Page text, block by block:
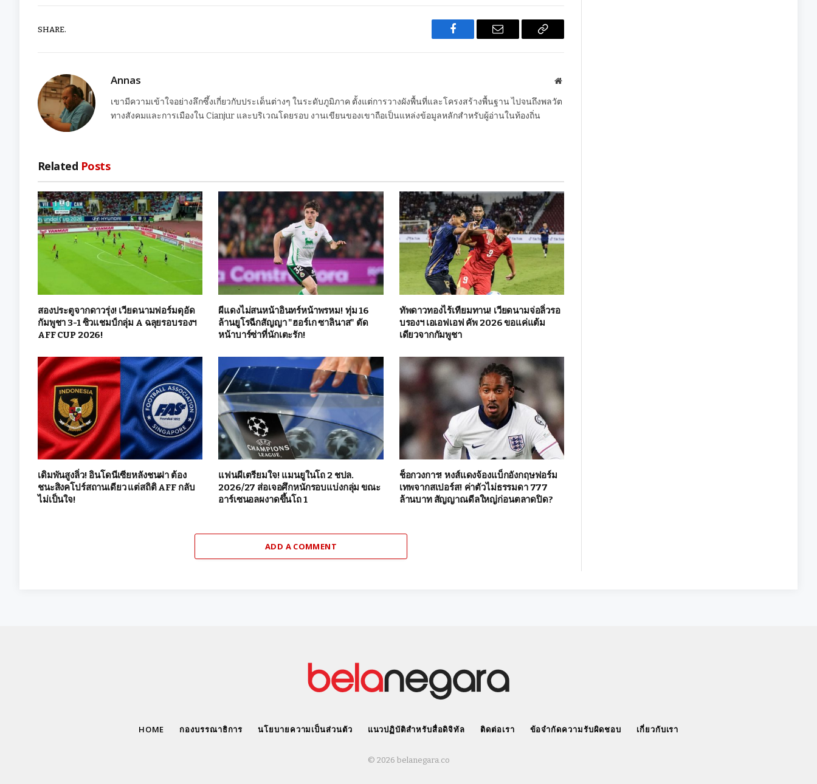
SHARE.
Facebook Email
Copy
Annas Website
เขามีความเข้าใจอย่างลึกซึ้งเกี่ยวกับประเด็นต่างๆ ในระดับภูมิภาค ตั้งแต่การวางผังพื้นที่และโครงสร้างพื้นฐาน ไปจนถึงพลวัต
ทางสังคมและการเมืองใน Cianjur และบริเวณโดยรอบ งานเขียนของเขาถือเป็นแหล่งข้อมูลหลักสำหรับผู้อ่านในท้องถิ่น
Related Posts
สองประตูจากดาวรุ่ง! เวียดนามฟอร์มดุอัด
กัมพูชา 3-1 ซิวแชมป์กลุ่ม A ฉลุยรอบรองฯ
AFF CUP 2026!
ผีแดงไม่สนหน้าอินทร์หน้าพรหม! ทุ่ม 16
ล้านยูโรฉีกสัญญา "ฮอร์เก ซาลินาส" ตัด
หน้าบาร์ซ่าที่นักเตะรัก!
ทัพดาวทองไร้เทียมทาน! เวียดนามจ่อลิ่วรอ
บรองฯ เอเอฟเอฟ คัพ 2026 ขอแค่แต้ม
เดียวจากกัมพูชา
เดิมพันสูงลิ่ว! อินโดนีเซียหลังชนฝา ต้อง
ชนะสิงคโปร์สถานเดียว แต่สถิติ AFF กลับ
ไม่เป็นใจ!
แฟนผีเตรียมใจ! แมนยูในโถ 2 ชปล.
2026/27 ส่อเจอศึกหนักรอบแบ่งกลุ่ม ขณะ
อาร์เซนอลผงาดขึ้นโถ 1
ช็อกวงการ! หงส์แดงจ้องแบ็กอังกฤษฟอร์ม
เทพจากสเปอร์ส! ค่าตัวไม่ธรรมดา 777
ล้านบาท สัญญาณดีลใหญ่ก่อนตลาดปิด?
ADD A COMMENT
HOME กองบรรณาธิการ นโยบายความเป็นส่วนตัว แนวปฏิบัติสำหรับสื่อดิจิทัล ติดต่อเรา ข้อจำกัดความรับผิดชอบ เกี่ยวกับเรา
© 2026 belanegara.co